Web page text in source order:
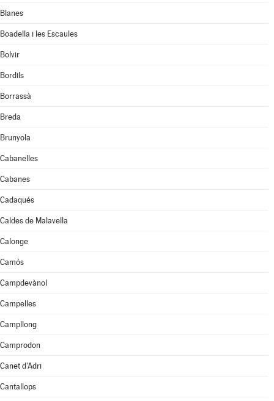
Blanes
Boadella i les Escaules
Bolvir
Bordils
Borrassà
Breda
Brunyola
Cabanelles
Cabanes
Cadaqués
Caldes de Malavella
Calonge
Camós
Campdevànol
Campelles
Campllong
Camprodon
Canet d'Adri
Cantallops